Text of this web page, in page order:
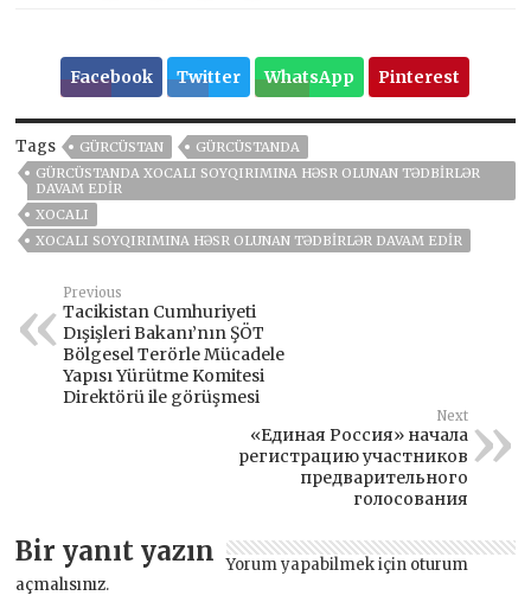
Facebook Twitter WhatsApp Pinterest
Tags GÜRCÜSTAN
GÜRCÜSTANDA
GÜRCÜSTANDA XOCALI SOYQIRIMINA HƏSR OLUNAN TƏDBIRLƏR
DAVAM EDIR
XOCALI
XOCALI SOYQIRIMINA HƏSR OLUNAN TƏDBIRLƏR DAVAM EDIR
Previous
Tacikistan Cumhuriyeti
Dışişleri Bakanı’nın ŞÖT
Bölgesel Terörle Mücadele
Yapısı Yürütme Komitesi
Direktörü ile görüşmesi
Next
«Единая Россия» начала
регистрацию участников
предварительного
голосования
Bir yanıt yazın Yorum yapabilmek için oturum
açmalısınız.